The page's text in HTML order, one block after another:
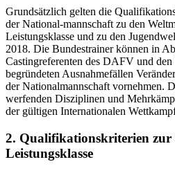
Grundsätzlich gelten die
der National-mannschaft zu den
Leistungsklasse und zu den
2018. Die Bundestrainer können in
Castingreferenten des DAFV und
begründeten Ausnahmefällen
der Nationalmannschaft vornehmen.
werfenden Disziplinen und
der gültigen Internationalen
2. Qualifikationskriterien zur
Leistungsklasse